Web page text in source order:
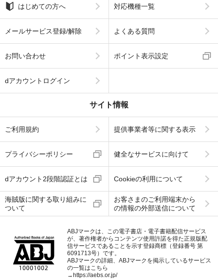
はじめての方へ 対応機種一覧
メールサービス登録/解除 よくある質問
お問い合わせ ポイント表示設定
dアカウントログイン
サイト情報
ご利用規約 提供事業者等に関する表示
プライバシーポリシー 健全なサービスに向けて
dアカウント2段階認証とは Cookieの利用について
海賊版に関する取り組みに
ついて
お客さまのご利用端末から
の情報の外部送信について
ABJマークは、この電子書店・電子書籍配信サービス
が、著作権者からコンテンツ使用許諾を得た正規版配
信サービスであることを示す登録商標（登録番号 第
6091713号）です。
ABJマークの詳細、ABJマークを掲示しているサービス
の一覧はこちら
→https://aebs.or.jp/